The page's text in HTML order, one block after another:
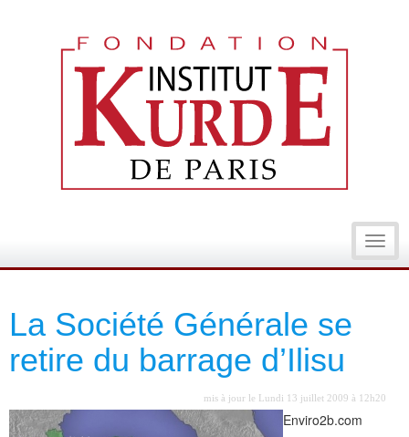
La Société Générale se
retire du barrage d’Ilisu
mis à jour le Lundi 13 juillet 2009 à 12h20
Enviro2b.com